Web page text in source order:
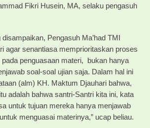
Fikri Husein, MA, selaku pengasuh
Pengasuh Ma’had TMI
agar senantiasa memprioritaskan proses
pada penguasaan materi, bukan hanya
soal-soal ujian saja. Dalam hal ini
(alm) KH. Maktum Djauhari bahwa,
adalah bahwa santri-Santri kita ini, kata
untuk tujuan mereka hanya menjawab
menguasai materinya,” ucap beliau.